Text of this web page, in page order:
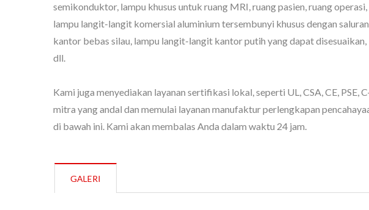
semikonduktor, lampu khusus untuk ruang MRI, ruang pasien, ruang
lampu langit-langit komersial aluminium tersembunyi khusus dengan
kantor bebas silau, lampu langit-langit kantor putih yang dapat
dll.
Kami juga menyediakan layanan sertifikasi lokal, seperti UL, CSA, CE, PSE,
mitra yang andal dan memulai layanan manufaktur perlengkapan
di bawah ini. Kami akan membalas Anda dalam waktu 24 jam.
GALERI